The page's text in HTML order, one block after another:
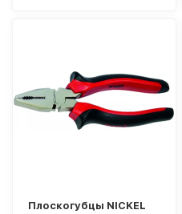
Плоскогубцы NICKEL